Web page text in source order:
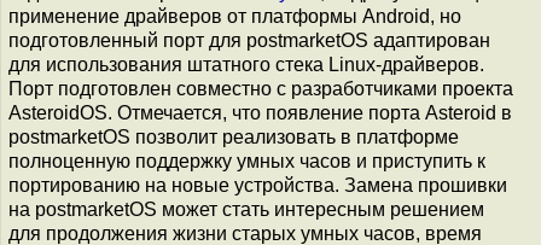
применение драйверов от платформы Android, но
подготовленный порт для postmarketOS адаптирован
для использования штатного стека Linux-драйверов.
Порт подготовлен совместно с разработчиками проекта
AsteroidOS. Отмечается, что появление порта Asteroid в
postmarketOS позволит реализовать в платформе
полноценную поддержку умных часов и приступить к
портированию на новые устройства. Замена прошивки
на postmarketOS может стать интересным решением
для продолжения жизни старых умных чаcов, время